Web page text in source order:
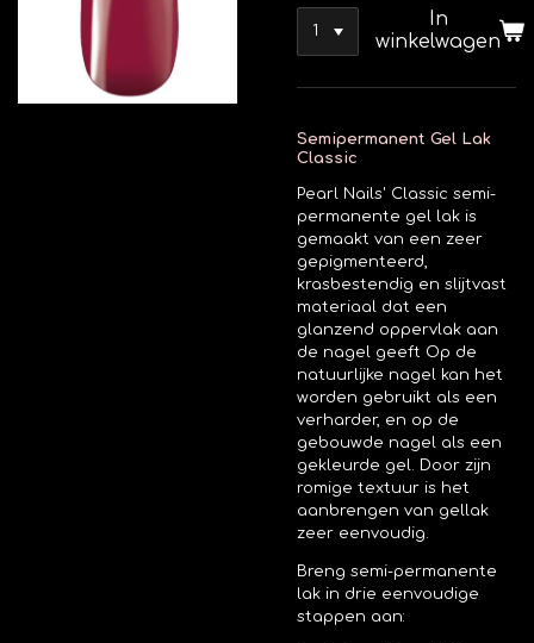
In
winkelwagen
Semipermanent Gel Lak
Classic
Pearl Nails' Classic semi-
permanente gel lak is
gemaakt van een zeer
gepigmenteerd,
krasbestendig en slijtvast
materiaal dat een
glanzend oppervlak aan
de nagel geeft Op de
natuurlijke nagel kan het
worden gebruikt als een
verharder, en op de
gebouwde nagel als een
gekleurde gel. Door zijn
romige textuur is het
aanbrengen van gellak
zeer eenvoudig.
Breng semi-permanente
lak in drie eenvoudige
stappen aan: